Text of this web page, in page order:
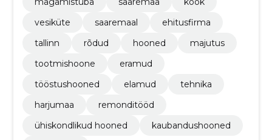
vesiküte
saaremaal
ehitusfirma
tallinn
rõdud hooned
majutus
tootmishoone
eramud
tööstushooned
elamud
tehnika
harjumaa
remonditööd
ühiskondlikud hooned
kaubandushooned